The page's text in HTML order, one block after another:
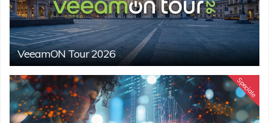
VeeamON Tour 2026
Speciale